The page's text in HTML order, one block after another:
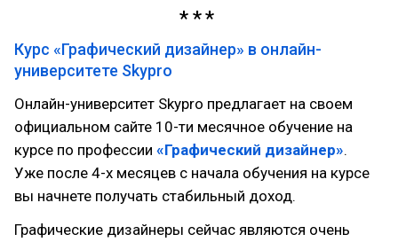
Курс «Графический дизайнер» в онлайн-
университете Skypro
Онлайн-университет Skypro предлагает на своем
официальном сайте 10-ти месячное обучение на
курсе по профессии «Графический дизайнер».
Уже после 4-х месяцев с начала обучения на курсе
вы начнете получать стабильный доход.
Графические дизайнеры сейчас являются очень